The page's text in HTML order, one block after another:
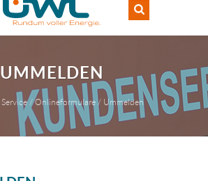
UMMELDEN
Service Onlineformulare Ummelden